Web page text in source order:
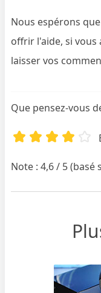
Nous espérons
offrir l'aide, si vous
laisser vos
Que pensez-vous
Note : 4,6 / 5 (basé